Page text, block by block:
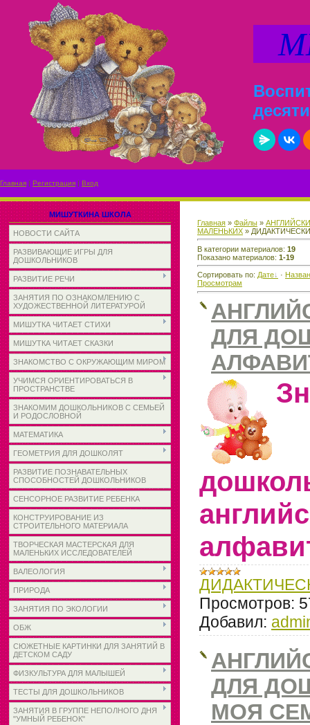
Главная | Регистрация | Вход
МИШУТКИНА ШКОЛА
НОВОСТИ САЙТА
РАЗВИВАЮЩИЕ ИГРЫ ДЛЯ
ДОШКОЛЬНИКОВ
РАЗВИТИЕ РЕЧИ
ЗАНЯТИЯ ПО ОЗНАКОМЛЕНИЮ С
ХУДОЖЕСТВЕННОЙ ЛИТЕРАТУРОЙ
МИШУТКА ЧИТАЕТ СТИХИ
МИШУТКА ЧИТАЕТ СКАЗКИ
ЗНАКОМСТВО С ОКРУЖАЮЩИМ МИРОМ
УЧИМСЯ ОРИЕНТИРОВАТЬСЯ В
ПРОСТРАНСТВЕ
ЗНАКОМИМ ДОШКОЛЬНИКОВ С СЕМЬЕЙ
И РОДОСЛОВНОЙ
МАТЕМАТИКА
ГЕОМЕТРИЯ ДЛЯ ДОШКОЛЯТ
РАЗВИТИЕ ПОЗНАВАТЕЛЬНЫХ
СПОСОБНОСТЕЙ ДОШКОЛЬНИКОВ
СЕНСОРНОЕ РАЗВИТИЕ РЕБЕНКА
КОНСТРУИРОВАНИЕ ИЗ
СТРОИТЕЛЬНОГО МАТЕРИАЛА
ТВОРЧЕСКАЯ МАСТЕРСКАЯ ДЛЯ
МАЛЕНЬКИХ ИССЛЕДОВАТЕЛЕЙ
ВАЛЕОЛОГИЯ
ПРИРОДА
ЗАНЯТИЯ ПО ЭКОЛОГИИ
ОБЖ
СЮЖЕТНЫЕ КАРТИНКИ ДЛЯ ЗАНЯТИЙ В
ДЕТСКОМ САДУ
ФИЗКУЛЬТУРА ДЛЯ МАЛЫШЕЙ
ТЕСТЫ ДЛЯ ДОШКОЛЬНИКОВ
ЗАНЯТИЯ В ГРУППЕ НЕПОЛНОГО ДНЯ
"УМНЫЙ РЕБЕНОК"
Главная » Файлы »
МАЛЕНЬКИХ »
В категории материалов: 19
Показано материалов: 1-19
Сортировать по: Дате ·
Просмотрам
ДЛЯ
Просмотров:
Добавил:
ДЛЯ
МОЯ